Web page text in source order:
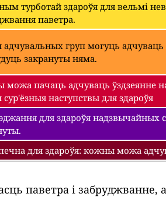
турботай здароўя для вельмі
паветра.
груп могуць адчуваць
закрануты няма.
пачаць адчуваць ўздзеянне
наступствы для здароўя
для здароўя надзвычайных
для здароўя: кожны можа
паветра і забруджванне,